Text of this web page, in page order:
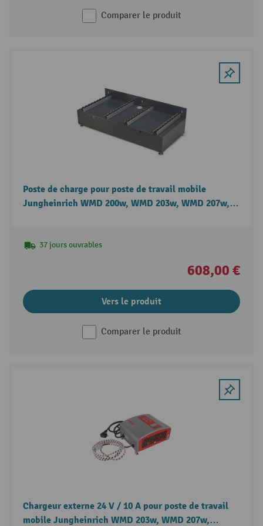
Comparer le produit
Poste de charge pour poste de travail mobile
Jungheinrich WMD 200w, WMD 203w, WMD 207w,
37 jours ouvrables
608,00 €
Vers le produit
Comparer le produit
Chargeur externe 24 V / 10 A pour poste de travail
mobile Jungheinrich WMD 203w, WMD 207w,